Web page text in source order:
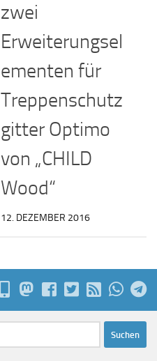
zwei
Erweiterungsel
ementen für
Treppenschutz
gitter Optimo
von „CHILD
Wood“
12. DEZEMBER 2016